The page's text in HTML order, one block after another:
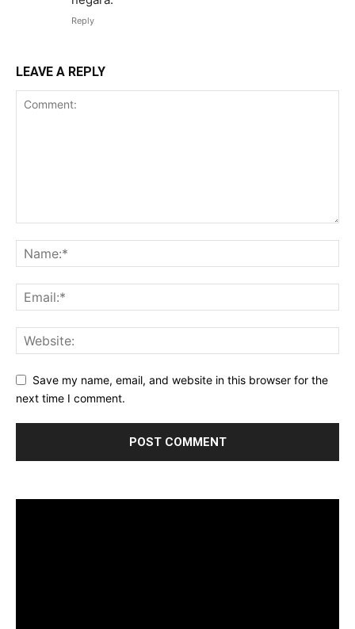
Reply
LEAVE A REPLY
Save my name, email, and website in this browser for the
next time I comment.